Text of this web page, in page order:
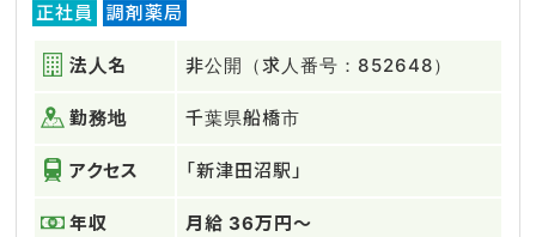
正社員 調剤薬局
法人名 非公開（求人番号：852648）
勤務地 千葉県船橋市
アクセス 「新津田沼駅」
年収
月給 36万円～